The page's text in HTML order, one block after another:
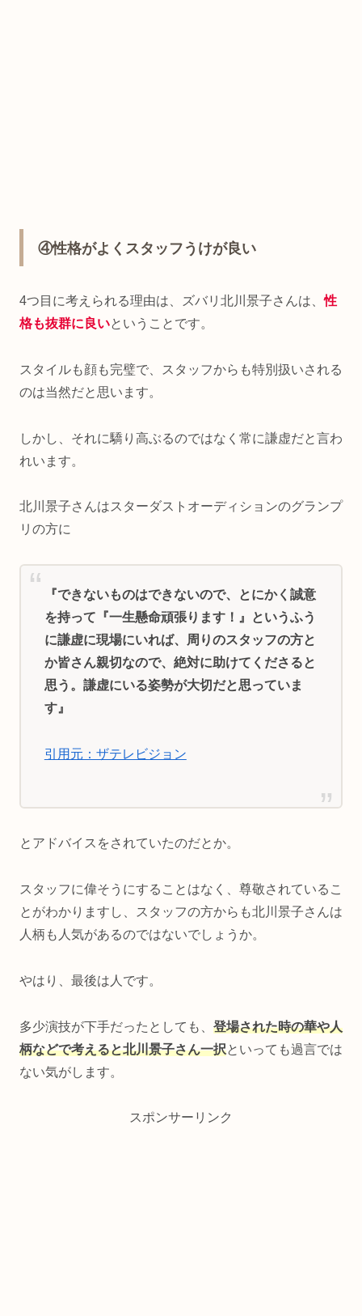
④性格がよくスタッフうけが良い
4つ目に考えられる理由は、ズバリ北川景子さんは、性
格も抜群に良いということです。
スタイルも顔も完璧で、スタッフからも特別扱いされる
のは当然だと思います。
しかし、それに驕り高ぶるのではなく常に謙虚だと言わ
れいます。
北川景子さんはスターダストオーディションのグランプ
リの方に
『できないものはできないので、とにかく誠意
を持って『一生懸命頑張ります！』というふう
に謙虚に現場にいれば、周りのスタッフの方と
か皆さん親切なので、絶対に助けてくださると
思う。謙虚にいる姿勢が大切だと思っていま
す』
引用元：ザテレビジョン
とアドバイスをされていたのだとか。
スタッフに偉そうにすることはなく、尊敬されているこ
とがわかりますし、スタッフの方からも北川景子さんは
人柄も人気があるのではないでしょうか。
やはり、最後は人です。
多少演技が下手だったとしても、 登場された時の華や人
柄などで考えると北川景子さん一択といっても過言では
ない気がします。
スポンサーリンク